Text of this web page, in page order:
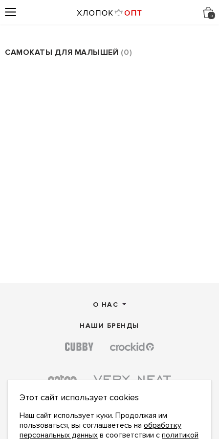
САМОКАТЫ ДЛЯ МАЛЫШЕЙ 0
О НАС
НАШИ БРЕНДЫ
Этот сайт использует cookies
Наш сайт использует куки. Продолжая им
пользоваться, вы соглашаетесь на обработку
персональных данных в соответствии с политикой